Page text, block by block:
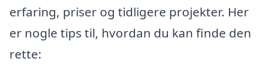
erfaring, priser og tidligere projekter. Her
er nogle tips til, hvordan du kan finde den
rette: